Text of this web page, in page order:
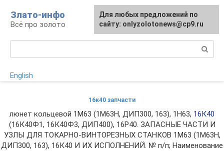
контенту
Злато-инфо
Всё про золото
English
16к40 запчасти
люнет кольцевой 1М63 (1М63Н, ДИП300, 163), 1Н63, 16К40
(16К40Ф1, 16К40Ф3, ДИП400), 16Р40. ЗАПАСНЫЕ ЧАСТИ И
УЗЛЫ ДЛЯ ТОКАРНО-ВИНТОРЕЗНЫХ СТАНКОВ 1М63 (1М63Н,
ДИП300, 163), 16К40 И ИХ ИСПОЛНЕНИЙ. № п/п; Наименование
Для любых предложений по
сайту: onlyzolotonews@cp9.ru